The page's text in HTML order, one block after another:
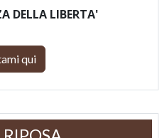
DELLA LIBERTA'
qui